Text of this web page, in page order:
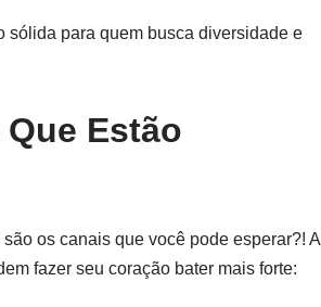
sólida para quem busca diversidade e
Estão
os canais que você pode esperar?! A
fazer seu coração bater mais forte: